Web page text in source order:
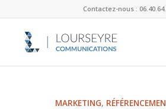
Contactez-nous :
MARKETING,